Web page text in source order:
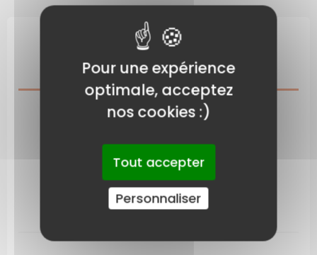
DESCRIPTION
CARACTÉRISTIQUES DU PRODUIT
LIVRAISON
LES AVIS SUR CE PRODUIT
Pour une expérience
optimale, acceptez
nos cookies :)
Tout accepter
Personnaliser